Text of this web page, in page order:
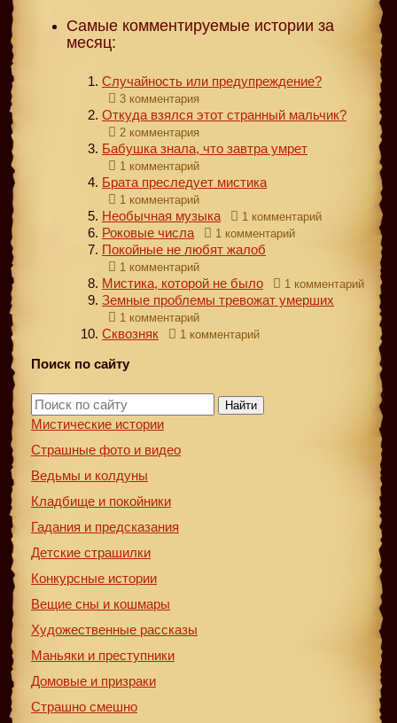
Самые комментируемые истории за
месяц:
Случайность или предупреждение?
3 комментария
Откуда взялся этот странный мальчик?
2 комментария
Бабушка знала, что завтра умрет
1 комментарий
Брата преследует мистика
1 комментарий
Необычная музыка 1 комментарий
Роковые числа 1 комментарий
Покойные не любят жалоб
1 комментарий
Мистика, которой не было 1 комментарий
Земные проблемы тревожат умерших
1 комментарий
Сквозняк 1 комментарий
Поиск по сайту
Найти
Мистические истории
Страшные фото и видео
Ведьмы и колдуны
Кладбище и покойники
Гадания и предсказания
Детские страшилки
Конкурсные истории
Вещие сны и кошмары
Художественные рассказы
Маньяки и преступники
Домовые и призраки
Страшно смешно